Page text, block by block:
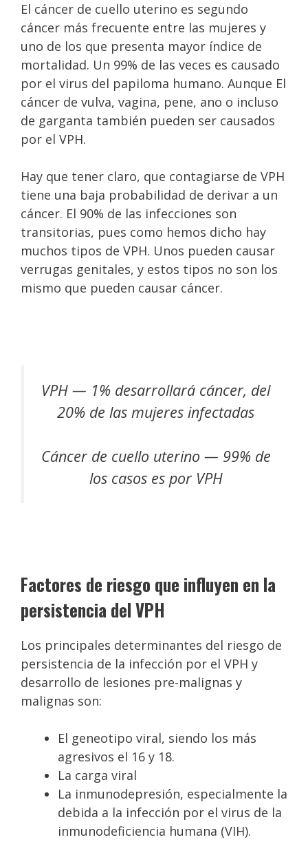
El cáncer de cuello uterino es segundo
cáncer más frecuente entre las mujeres y
uno de los que presenta mayor índice de
mortalidad. Un 99% de las veces es causado
por el virus del papiloma humano. Aunque El
cáncer de vulva, vagina, pene, ano o incluso
de garganta también pueden ser causados
por el VPH.
Hay que tener claro, que contagiarse de VPH
tiene una baja probabilidad de derivar a un
cáncer. El 90% de las infecciones son
transitorias, pues como hemos dicho hay
muchos tipos de VPH. Unos pueden causar
verrugas genitales, y estos tipos no son los
mismo que pueden causar cáncer.
VPH — 1% desarrollará cáncer, del
20% de las mujeres infectadas
Cáncer de cuello uterino — 99% de
los casos es por VPH
Factores de riesgo que influyen en la
persistencia del VPH
Los principales determinantes del riesgo de
persistencia de la infección por el VPH y
desarrollo de lesiones pre-malignas y
malignas son:
El geneotipo viral, siendo los más
agresivos el 16 y 18.
La carga viral
La inmunodepresión, especialmente la
debida a la infección por el virus de la
inmunodeficiencia humana (VIH).